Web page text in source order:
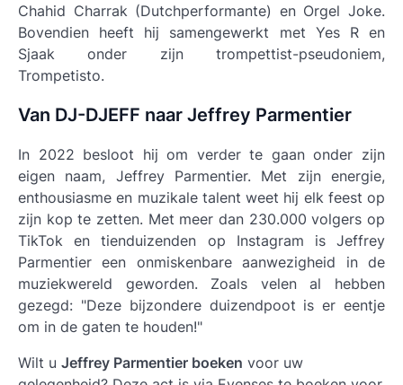
Chahid Charrak (Dutchperformante) en Orgel Joke.
Bovendien heeft hij samengewerkt met Yes R en
Sjaak onder zijn trompettist-pseudoniem,
Trompetisto.
Van DJ-DJEFF naar Jeffrey Parmentier
In 2022 besloot hij om verder te gaan onder zijn
eigen naam, Jeffrey Parmentier. Met zijn energie,
enthousiasme en muzikale talent weet hij elk feest op
zijn kop te zetten. Met meer dan 230.000 volgers op
TikTok en tienduizenden op Instagram is Jeffrey
Parmentier een onmiskenbare aanwezigheid in de
muziekwereld geworden. Zoals velen al hebben
gezegd: "Deze bijzondere duizendpoot is er eentje
om in de gaten te houden!"
Wilt u Jeffrey Parmentier boeken voor uw